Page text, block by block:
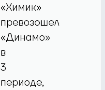
«Химик»
превозошел
«Динамо»
в
3
периоде,